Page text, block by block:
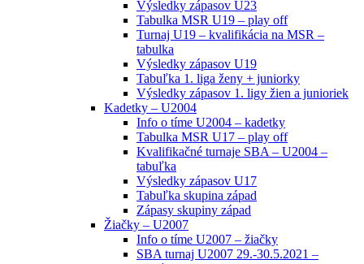
Výsledky zápasov U23
Tabulka MSR U19 – play off
Turnaj U19 – kvalifikácia na MSR –
tabulka
Výsledky zápasov U19
Tabuľka 1. liga ženy + juniorky
Výsledky zápasov 1. ligy žien a junioriek
Kadetky – U2004
Info o tíme U2004 – kadetky
Tabulka MSR U17 – play off
Kvalifikačné turnaje SBA – U2004 –
tabuľka
Výsledky zápasov U17
Tabuľka skupina západ
Zápasy skupiny západ
Žiačky – U2007
Info o tíme U2007 – žiačky
SBA turnaj U2007 29.-30.5.2021 –